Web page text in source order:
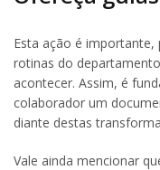
Esta ação é importante,
rotinas do
acontecer. Assim, é
colaborador um
diante destas
Vale ainda mencionar